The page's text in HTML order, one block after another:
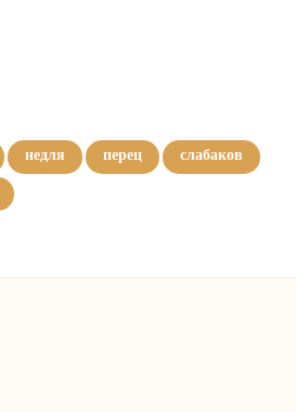
недля перец
слабаков